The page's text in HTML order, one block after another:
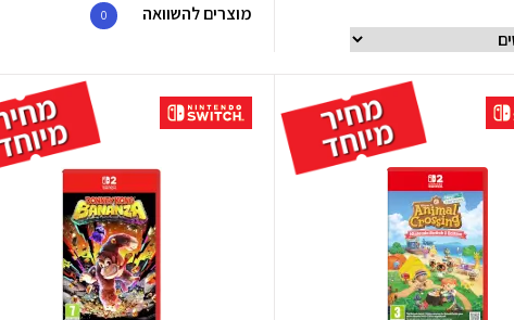
מוצרים להשוואה 0